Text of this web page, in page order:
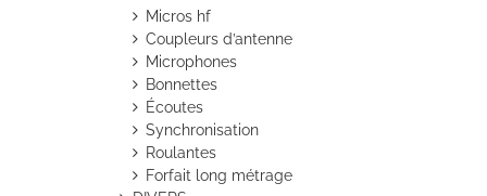
Micros hf
Coupleurs d’antenne
Microphones
Bonnettes
Écoutes
Synchronisation
Roulantes
Forfait long métrage